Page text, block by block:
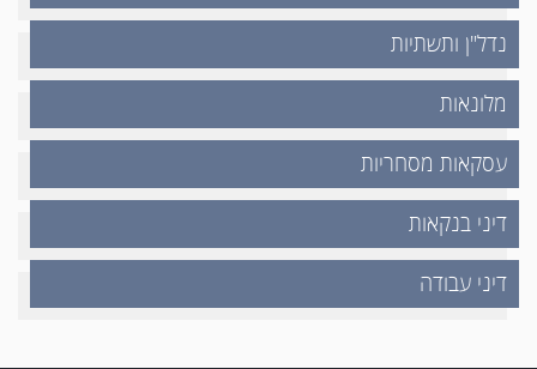
נדל"ן ותשתיות
מלונאות
עסקאות מסחריות
דיני בנקאות
דיני עבודה